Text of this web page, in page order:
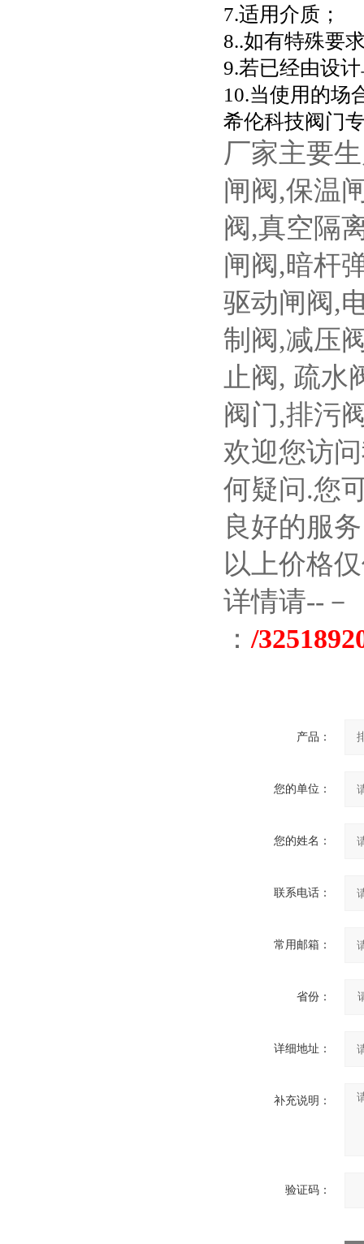
7.适用介质；
8..如有特殊要
9.若已经由设
10.当使用的场
希伦科技阀门
厂家主要
闸阀,保温
阀,真空隔
闸阀,暗杆
驱动闸阀,
制阀,减压
止阀, 疏水
阀门,排污
欢迎您访
何疑问.您
良好的服
以上价格
详情请--－
： /
产品：
您的单位：
您的姓名：
联系电话：
常用邮箱：
省份：
详细地址：
补充说明：
验证码：